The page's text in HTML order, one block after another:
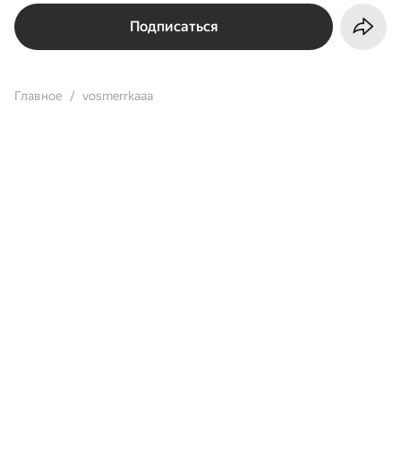
Подписаться
Главное vosmerrkaaa